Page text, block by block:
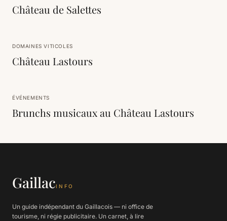
Château de Salettes
DOMAINES VITICOLES
Château Lastours
ÉVÉNEMENTS
Brunchs musicaux au Château Lastours
GaillacINFO
Un guide indépendant du Gaillacois — ni office de
tourisme, ni régie publicitaire. Un carnet, à lire